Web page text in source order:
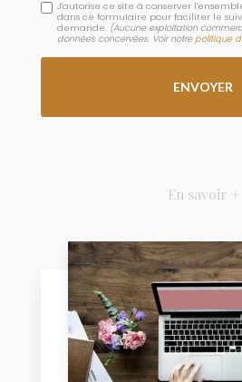
J'autorise ce site à conserver
dans ce formulaire pour faciliter le
demande. (Aucune exploitation
données concervées. Voir notrepolitique
En savoir +